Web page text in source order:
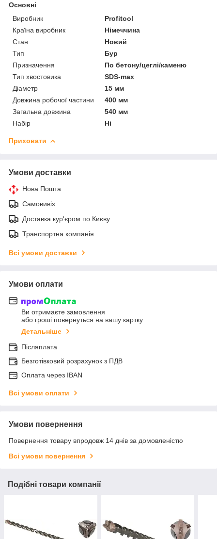
Основні
Виробник
Profitool
Країна виробник
Німеччина
Стан
Новий
Тип
Бур
Призначення
По бетону/цеглі/каменю
Тип хвостовика
SDS-max
Діаметр
15 мм
Довжина робочої частини
400 мм
Загальна довжина
540 мм
Набір
Ні
Приховати
Умови доставки
Нова Пошта
Самовивіз
Доставка кур'єром по Києву
Транспортна компанія
Всі умови доставки
Умови оплати
Ви отримаєте замовлення
або гроші повернуться на вашу картку
Детальніше
Післяплата
Безготівковий розрахунок з ПДВ
Оплата через IBAN
Всі умови оплати
Умови повернення
Повернення товару впродовж 14 днів за домовленістю
Всі умови повернення
Подібні товари компанії